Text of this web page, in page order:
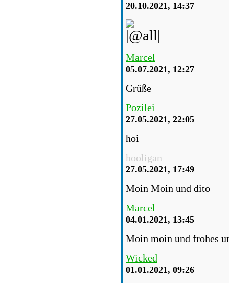
20.10.2021, 14:37
Marcel
05.07.2021, 12:27
Grüße
Pozilei
27.05.2021, 22:05
hoi
hooligan
27.05.2021, 17:49
Moin Moin und dito
Marcel
04.01.2021, 13:45
Moin moin und frohes
Wicked
01.01.2021, 09:26